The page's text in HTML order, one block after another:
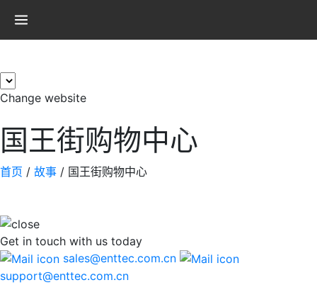
Change website
国王街购物中心
首页 / 故事 / 国王街购物中心
Get in touch with us today
sales@enttec.com.cn
support@enttec.com.cn